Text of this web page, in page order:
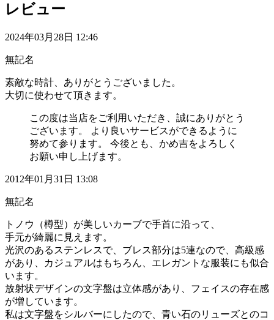
レビュー
2024年03月28日 12:46
無記名
素敵な時計、ありがとうございました。
大切に使わせて頂きます。
この度は当店をご利用いただき、誠にありがとう
ございます。 より良いサービスができるように
努めて参ります。 今後とも、かめ吉をよろしく
お願い申し上げます。
2012年01月31日 13:08
無記名
トノウ（樽型）が美しいカーブで手首に沿って、
手元が綺麗に見えます。
光沢のあるステンレスで、ブレス部分は5連なので、高級感
があり、カジュアルはもちろん、エレガントな服装にも似合
います。
放射状デザインの文字盤は立体感があり、フェイスの存在感
が増しています。
私は文字盤をシルバーにしたので、青い石のリューズとのコ